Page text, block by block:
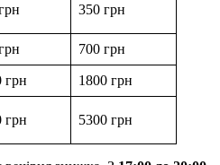
350 грн
700 грн
грн 1800 грн
грн 5300 грн